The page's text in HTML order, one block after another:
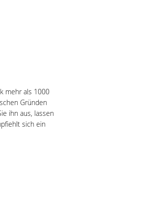
mehr als 1000
Gründen
ihn aus, lassen
sich ein